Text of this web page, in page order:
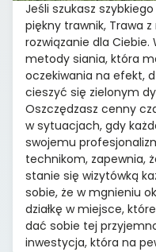
Jeśli szukasz
piękny trawnik, Trawa
rozwiązanie dla
metody siania, która
oczekiwania na efekt,
cieszyć się zielonym
Oszczędzasz cenny
w sytuacjach, gdy
swojemu
technikom, zapewnia,
stanie się wizytówką
sobie, że w mgnieniu
działkę w miejsce,
dać sobie tej
inwestycja, która na